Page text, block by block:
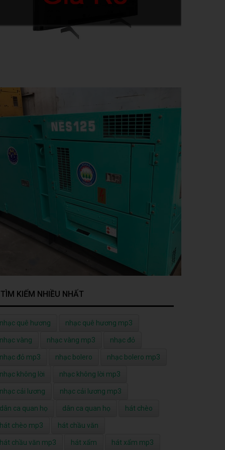
TÌM KIẾM NHIỀU NHẤT
nhạc quê hương nhạc quê hương mp3
nhạc vàng nhạc vàng mp3 nhạc đỏ
nhạc đỏ mp3 nhạc bolero nhạc bolero mp3
nhạc không lời nhạc không lời mp3
nhạc cải lương nhạc cải lương mp3
dân ca quan họ dân ca quan họ hát chèo
hát chèo mp3 hát chầu văn
hát chầu văn mp3 hát xẩm hát xẩm mp3